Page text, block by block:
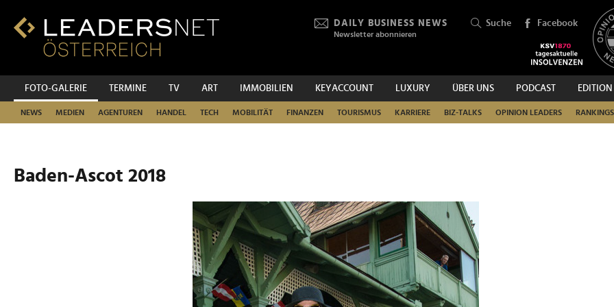
Inhalt
Fußzeilen-
Hauptnavigation
DAILY BUSINESS NEWS
Newsletter abonnieren
Suche Facebook
FOTO-GALERIE TERMINE TV ART IMMOBILIEN KEYACCOUNT LUXURY ÜBER UNS PODCAST EDITION
NEWS MEDIEN AGENTUREN HANDEL TECH MOBILITÄT FINANZEN TOURISMUS KARRIERE BIZ-TALKS OPINION LEADERS RANKINGS
SUCHEN
Baden-Ascot 2018